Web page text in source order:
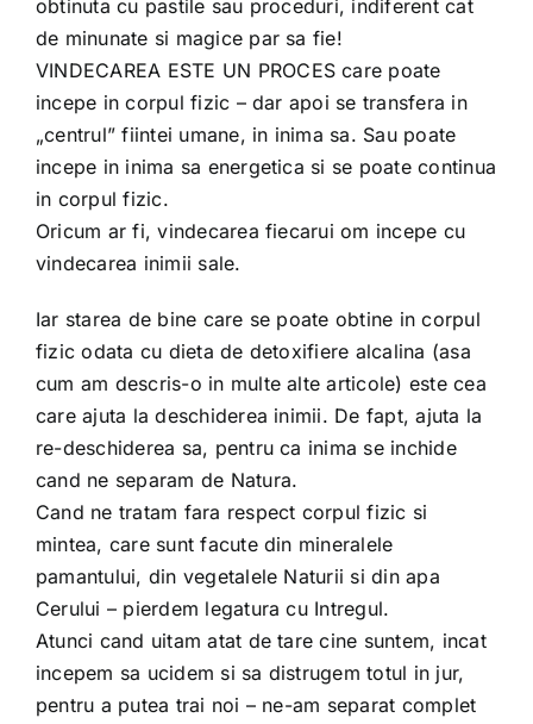
obtinuta cu pastile sau proceduri, indiferent cat
de minunate si magice par sa fie!
VINDECAREA ESTE UN PROCES care poate
incepe in corpul fizic – dar apoi se transfera in
„centrul” fiintei umane, in inima sa. Sau poate
incepe in inima sa energetica si se poate continua
in corpul fizic.
Oricum ar fi, vindecarea fiecarui om incepe cu
vindecarea inimii sale.
Iar starea de bine care se poate obtine in corpul
fizic odata cu dieta de detoxifiere alcalina (asa
cum am descris-o in multe alte articole) este cea
care ajuta la deschiderea inimii. De fapt, ajuta la
re-deschiderea sa, pentru ca inima se inchide
cand ne separam de Natura.
Cand ne tratam fara respect corpul fizic si
mintea, care sunt facute din mineralele
pamantului, din vegetalele Naturii si din apa
Cerului – pierdem legatura cu Intregul.
Atunci cand uitam atat de tare cine suntem, incat
incepem sa ucidem si sa distrugem totul in jur,
pentru a putea trai noi – ne-am separat complet